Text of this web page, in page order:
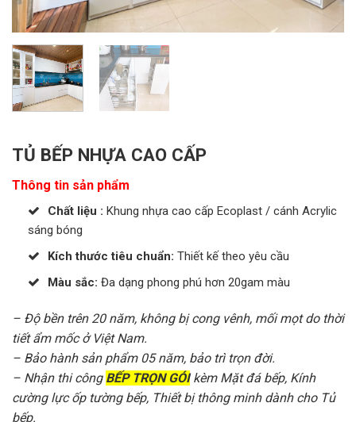
TỦ BẾP NHỰA CAO CẤP
Thông tin sản phẩm
Chất liệu : Khung nhựa cao cấp Ecoplast / cánh Acrylic
sáng bóng
Kích thước tiêu chuẩn: Thiết kế theo yêu cầu
Màu sắc: Đa dạng phong phú hơn 20gam màu
– Độ bền trên 20 năm, không bị cong vênh, mối mọt do thời
tiết ẩm mốc ở Việt Nam.
– Bảo hành sản phẩm 05 năm, bảo trì trọn đời.
– Nhận thi công BẾP TRỌN GÓIkèm Mặt đá bếp, Kính
cường lực ốp tường bếp, Thiết bị thông minh dành cho Tủ
bếp.